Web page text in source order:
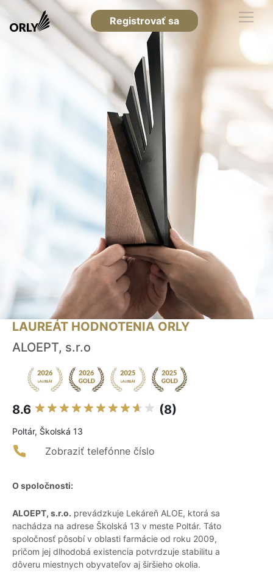
Registrovať sa
LAUREÁT HODNOTENIA ORLY
ALOEPT, s.r.o
8.6 (8)
Poltár, Školská 13
Zobraziť telefónne číslo
O spoločnosti:
ALOEPT, s.r.o. prevádzkuje Lekáreň ALOE, ktorá sa
nachádza na adrese Školská 13 v meste Poltár. Táto
spoločnosť pôsobí v oblasti farmácie od roku 2009,
pričom jej dlhodobá existencia potvrdzuje stabilitu a
dôveru miestnych obyvateľov aj širšieho okolia.